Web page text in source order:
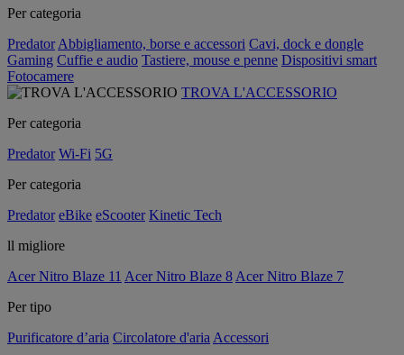
Per categoria
Predator Abbigliamento, borse e accessori Cavi, dock e dongle
Gaming Cuffie e audio Tastiere, mouse e penne Dispositivi smart
Fotocamere
TROVA L'ACCESSORIO
Per categoria
Predator Wi-Fi 5G
Per categoria
Predator eBike eScooter Kinetic Tech
ll migliore
Acer Nitro Blaze 11 Acer Nitro Blaze 8 Acer Nitro Blaze 7
Per tipo
Purificatore d’aria Circolatore d'aria Accessori